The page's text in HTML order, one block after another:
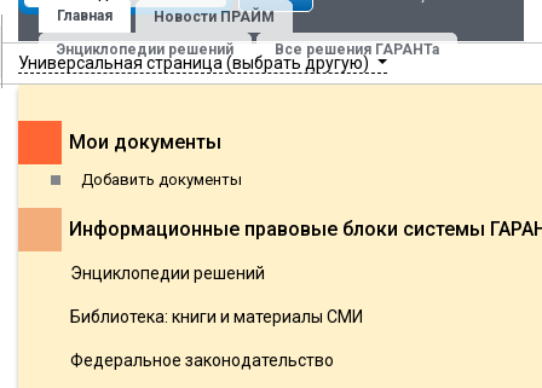
Главная
Новости ПРАЙМ
Энциклопедии решений
Все решения ГАРАНТа
Универсальная страница (выбрать другую)
Мои документы
Добавить документы
Информационные правовые блоки системы
Энциклопедии решений
Библиотека: книги и материалы СМИ
Федеральное законодательство